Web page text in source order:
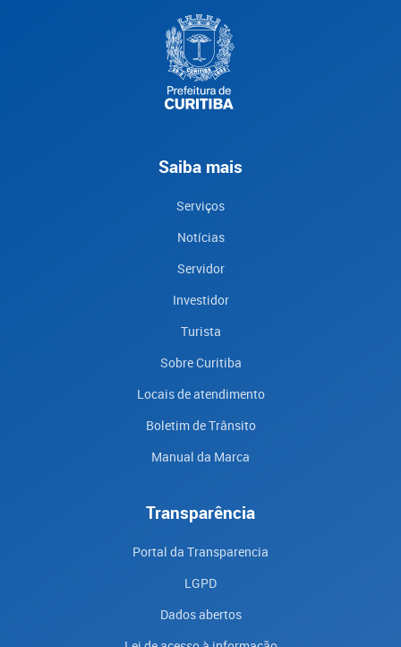
Saiba mais
Serviços
Notícias
Servidor
Investidor
Turista
Sobre Curitiba
Locais de atendimento
Boletim de Trânsito
Manual da Marca
Transparência
Portal da Transparencia
LGPD
Dados abertos